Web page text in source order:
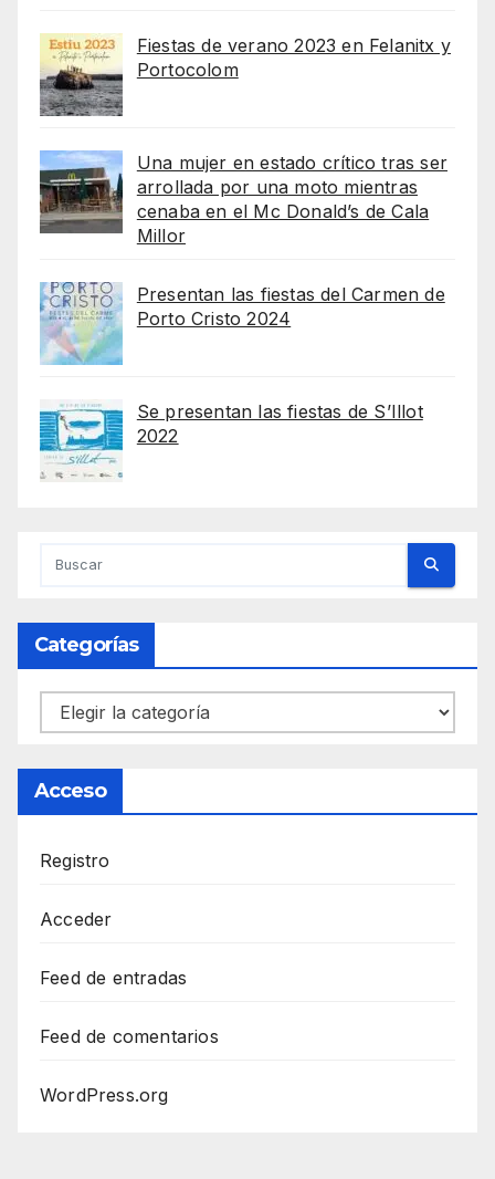
Fiestas de verano 2023 en Felanitx y
Portocolom
Una mujer en estado crítico tras ser
arrollada por una moto mientras
cenaba en el Mc Donald’s de Cala
Millor
Presentan las fiestas del Carmen de
Porto Cristo 2024
Se presentan las fiestas de S’Illot
2022
Categorías
Categorías
Acceso
Registro
Acceder
Feed de entradas
Feed de comentarios
WordPress.org